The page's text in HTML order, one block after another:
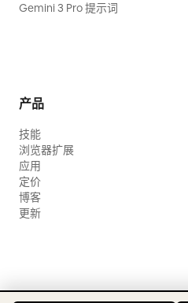
Gemini 3 Pro 提示词
产品
技能
浏览器扩展
应用
定价
博客
更新